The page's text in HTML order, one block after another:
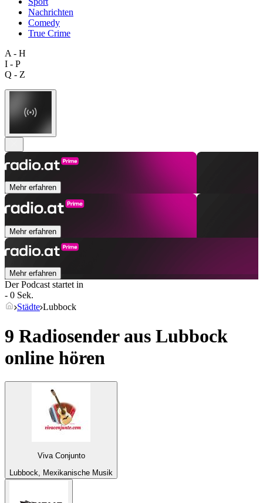
Nachrichten
Comedy
True Crime
A - H
I - P
Q - Z
Mehr erfahren
Mehr erfahren
Mehr erfahren
Der Podcast startet in
- 0 Sek.
Städte Lubbock
9 Radiosender aus Lubbock
online hören
Viva Conjunto
Lubbock, Mexikanische Musik